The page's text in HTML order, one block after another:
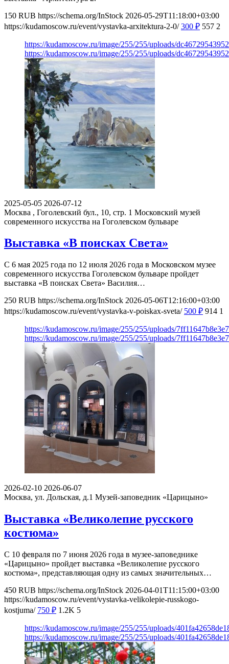
150 RUB https://schema.org/InStock 2026-05-29T11:18:00+03:00
https://kudamoscow.ru/event/vystavka-arxitektura-2-0/ 300 ₽ 557 2
https://kudamoscow.ru/image/255/255/uploads/
https://kudamoscow.ru/image/255/255/uploads/
2025-05-05 2026-07-12
Москва , Гоголевский бул., 10, стр. 1 Московский музей
современного искусства на Гоголевском бульваре
Выставка «В поисках Света»
С 6 мая 2025 года по 12 июля 2026 года в Московском музее
современного искусства Гоголевском бульваре пройдет
выставка «В поисках Света» Василия…
250 RUB https://schema.org/InStock 2026-05-06T12:16:00+03:00
https://kudamoscow.ru/event/vystavka-v-poiskax-sveta/ 500 ₽ 914 1
https://kudamoscow.ru/image/255/255/uploads/
https://kudamoscow.ru/image/255/255/uploads/
2026-02-10 2026-06-07
Москва, ул. Дольская, д.1 Музей-заповедник «Царицыно»
Выставка «Великолепие русского
костюма»
С 10 февраля по 7 июня 2026 года в музее-заповеднике
«Царицыно» пройдет выставка «Великолепие русского
костюма», представляющая одну из самых значительных…
450 RUB https://schema.org/InStock 2026-04-01T11:15:00+03:00
https://kudamoscow.ru/event/vystavka-velikolepie-russkogo-
kostjuma/ 750 ₽ 1.2K 5
https://kudamoscow.ru/image/255/255/uploads/
https://kudamoscow.ru/image/255/255/uploads/